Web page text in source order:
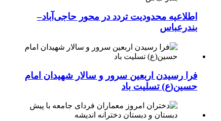
اطلاعیه محدودیت تردد در محور حاجی‌آباد–
بندرعباس
فرا رسیدن اربعین سرور و سالار شهیدان امام
حسین(ع) تسلیت باد